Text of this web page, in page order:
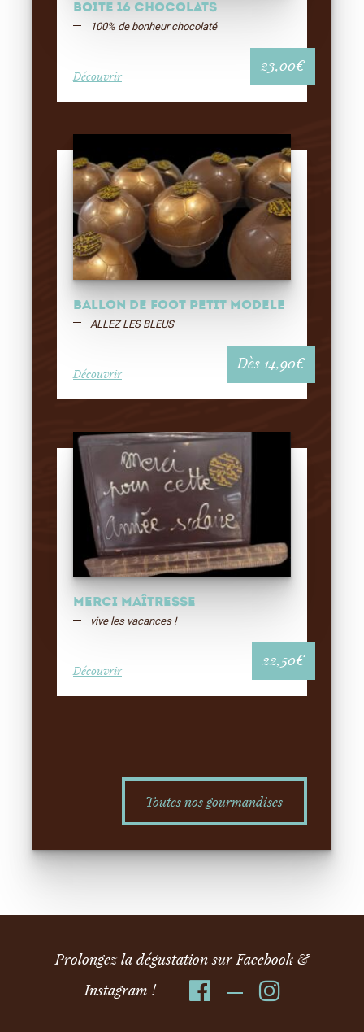
Boite 16 chocolats
100% de bonheur chocolaté
Découvrir
23,00€
BALLON DE FOOT PETIT MODELE
ALLEZ LES BLEUS
Découvrir
Dès 14,90€
MERCI MAÎTRESSE
vive les vacances !
Découvrir
22,50€
Toutes nos gourmandises
Prolongez la dégustation sur Facebook &
Instagram !